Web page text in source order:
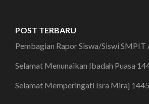
POST TERBARU
Pembagian Rapor Siswa/Siswi SMPIT
Selamat Menunaikan Ibadah Puasa
Selamat Memperingati Isra Miraj